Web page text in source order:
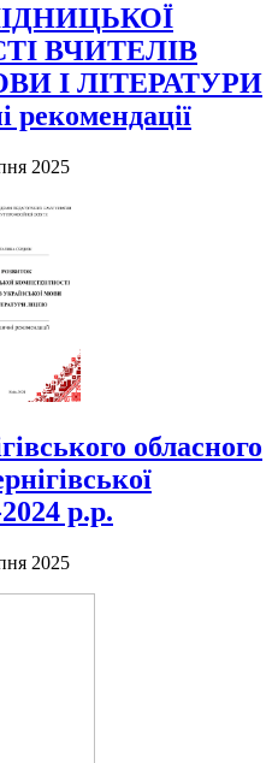
ВЧИТЕЛІВ
І ЛІТЕРАТУРИ
2025
обласного
р.р.
2025